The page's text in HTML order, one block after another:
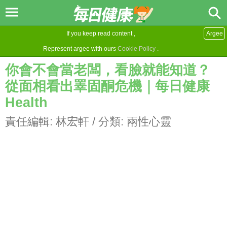
If you keep read content ,
Represent argee with ours Cookie Policy .
Argee
你會不會當老闆，看臉就能知道？
從面相看出睪固酮危機｜每日健康
Health
責任編輯: 林宏軒 / 分類: 兩性心靈